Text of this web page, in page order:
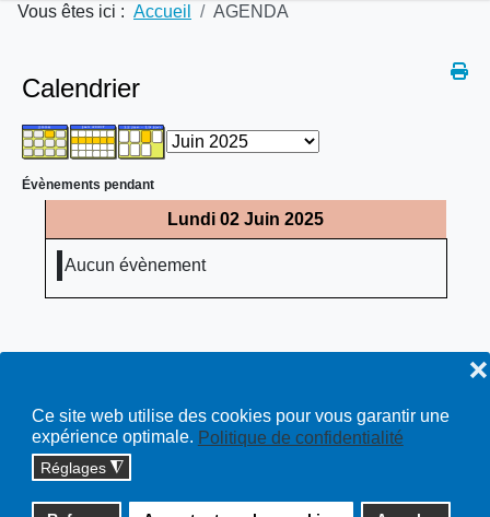
Ce site web utilise des cookies pour vous garantir une
expérience optimale. Politique de confidentialité
Réglages ◮
❌
Vous êtes ici : Accueil AGENDA
Calendrier
Évènements pendant
Lundi 02 Juin 2025
Aucun évènement
Copyright © 2026 cossonay.ch - tous droits réservés | site :